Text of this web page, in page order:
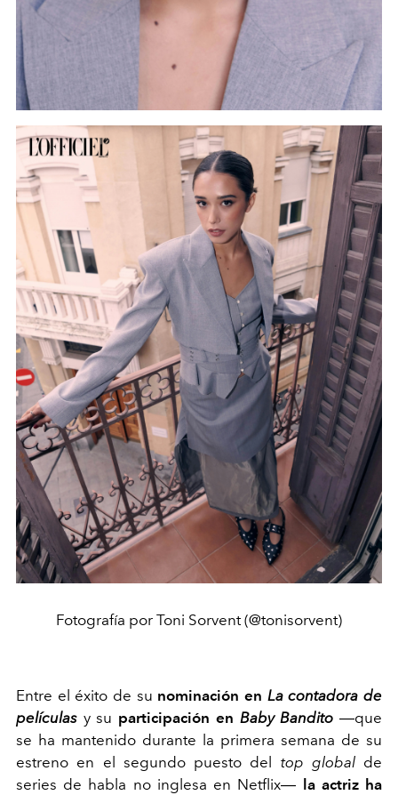
Fotografía por Toni Sorvent (@tonisorvent)
Entre el éxito de su nominación en La contadora de
películas y su participación en Baby Bandito―que
se ha mantenido durante la primera semana de su
estreno en el segundo puesto del top globalde
series de habla no inglesa en Netflix―
la actriz ha